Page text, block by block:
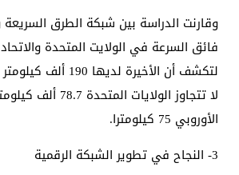
وقارنت الدراسة بين شبكة الطرق
فائق السرعة في الولايت المتحدة
لا تتجاوز الولايات
الأوروبي 75 كيلومترا.
3- النجاح في تطوير الشبكة الرقمية